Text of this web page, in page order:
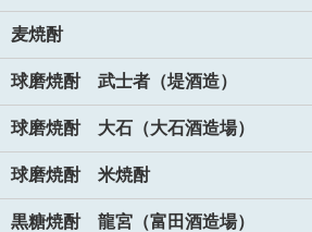
麦焼酎
球磨焼酎 武士者（堤酒造）
球磨焼酎 大石（大石酒造場）
球磨焼酎 米焼酎
黒糖焼酎 龍宮（富田酒造場）